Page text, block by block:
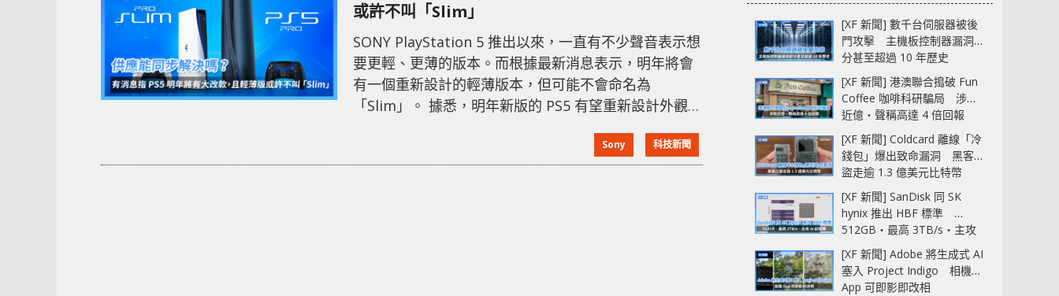
或許不叫「Slim」
SONY PlayStation 5 推出以來，一直有不少聲音表示想
要更輕、更薄的版本。而根據最新消息表示，明年將會
有一個重新設計的輕薄版本，但可能不會命名為
「Slim」。 據悉，明年新版的 PS5 有望重新設計外觀，
CPU、RAM 和 SSD 控制器需要佔用大量空間。在今年
稍早的時候 PS5 已進行過小幅度升級，不過在外殼的厚
Sony 科技新聞
[XF 新聞] 數千台伺服器被後
門攻擊 主機板控制器漏洞部
分甚至超過 10 年歷史
[XF 新聞] 港澳聯合搗破 Fun
Coffee 咖啡科研騙局 涉款
近億‧聲稱高達 4 倍回報
[XF 新聞] Coldcard 離線「冷
錢包」爆出致命漏洞 黑客已
盜走逾 1.3 億美元比特幣
[XF 新聞] SanDisk 同 SK
hynix 推出 HBF 標準
512GB‧最高 3TB/s‧主攻
AI 記憶體
[XF 新聞] Adobe 將生成式 AI
塞入 Project Indigo 相機
App 可即影即改相